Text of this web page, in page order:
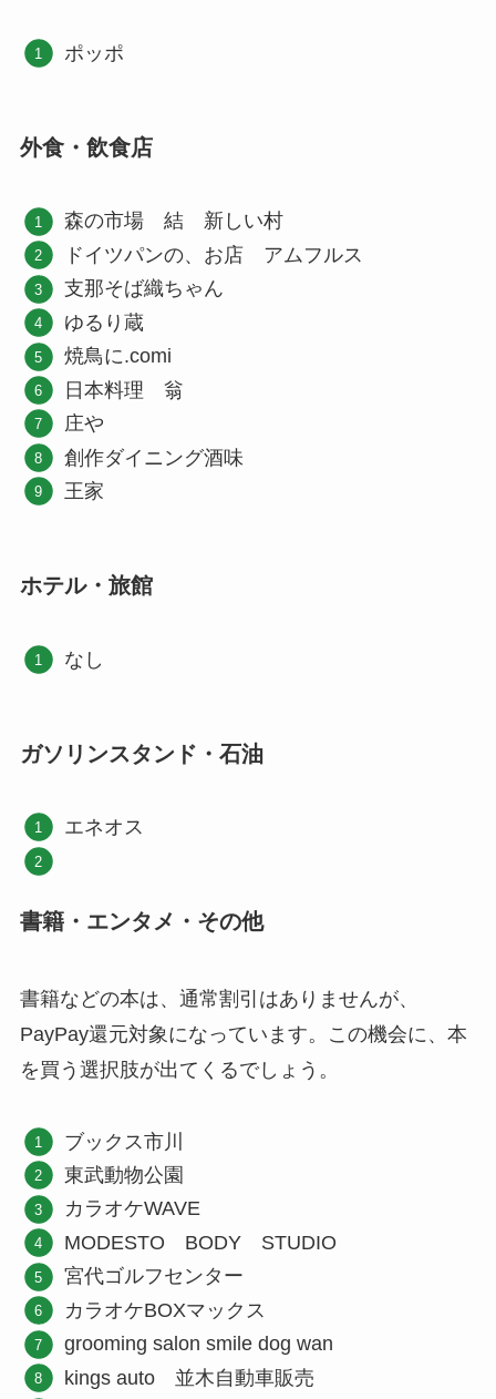
ポッポ
外食・飲食店
森の市場 結 新しい村
ドイツパンの、お店 アムフルス
支那そば織ちゃん
ゆるり蔵
焼鳥に.comi
日本料理 翁
庄や
創作ダイニング酒味
王家
ホテル・旅館
なし
ガソリンスタンド・石油
エネオス
書籍・エンタメ・その他
書籍などの本は、通常割引はありませんが、
PayPay還元対象になっています。この機会に、本
を買う選択肢が出てくるでしょう。
ブックス市川
東武動物公園
カラオケWAVE
MODESTO BODY STUDIO
宮代ゴルフセンター
カラオケBOXマックス
grooming salon smile dog wan
kings auto 並木自動車販売